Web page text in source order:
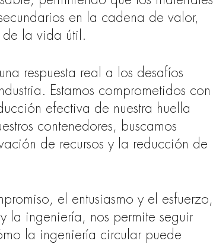
en la cadena de valor,
de la vida útil.
respuesta real a los desafíos
Estamos comprometidos con
efectiva de nuestra huella
contenedores, buscamos
de recursos y la reducción de
el entusiasmo y el esfuerzo,
la ingeniería, nos permite seguir
la ingeniería circular puede